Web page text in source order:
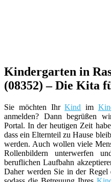
Kindergarten in
(08352) – Die Kita
Sie möchten IhrKind im
anmelden? Dann begrüßen
Portal. In der heutigen Zeit
dass ein Elternteil zu Hause
werden. Auch wollen viele
Rollenbildern unterwerfen
beruflichen Laufbahn
Daher werden Sie in der Regel